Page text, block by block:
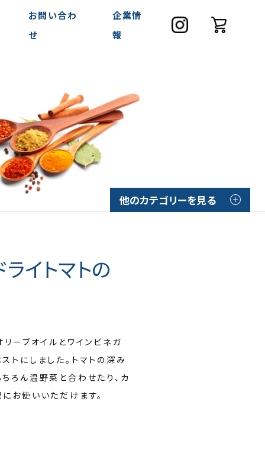
お問い合わ
せ
企業情
報
他のカテゴリーを見る
イトマトの
ーブオイルとワインビネガ
トにしました。トマトの深み
ろん温野菜と合わせたり、カ
お使いいただけます。